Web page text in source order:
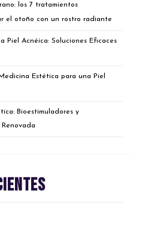
los 7 tratamientos
el otoño con un rostro radiante
Piel Acnéica: Soluciones Eficaces
Estética para una Piel
Bioestimuladores y